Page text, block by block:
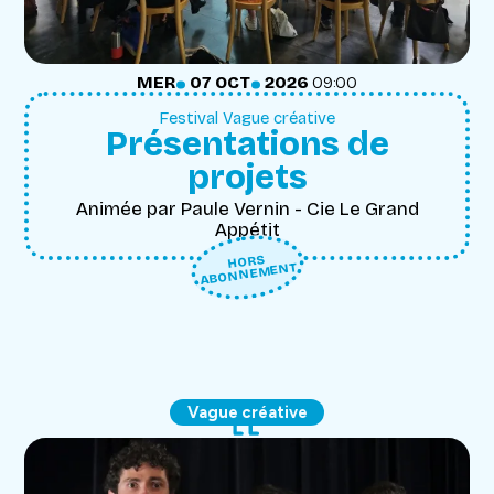
MERCREDI
MER. 07
OCTOBRE
OCT.2026 09:00
Festival Vague créative
Présentations de
projets
Animée par Paule Vernin - Cie Le Grand
Appétit
HORS
ABONNEMENT
Vague créative